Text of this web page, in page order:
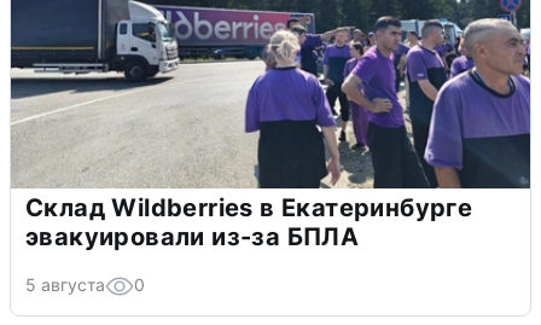
Склад Wildberries в Екатеринбурге
эвакуировали из-за БПЛА
5 августа 0